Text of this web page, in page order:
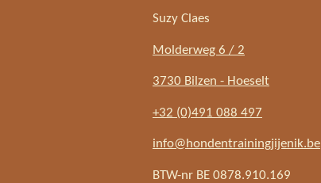
Suzy Claes
Molderweg 6 / 2
3730 Bilzen - Hoeselt
+32 (0)491 088 497
info@hondentrainingjijenik.be
BTW-nr BE 0878.910.169